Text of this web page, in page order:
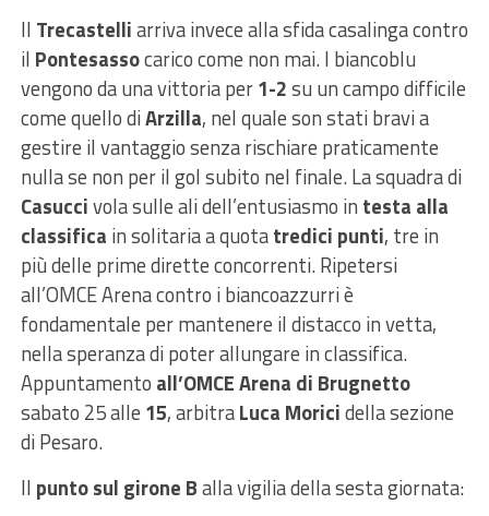
Il Trecastelliarriva invece alla sfida casalinga contro
il Pontesassocarico come non mai. I biancoblu
vengono da una vittoria per1-2su un campo difficile
come quello diArzilla, nel quale son stati bravi a
gestire il vantaggio senza rischiare praticamente
nulla se non per il gol subito nel finale. La squadra di
Casuccivola sulle ali dell’entusiasmo in testa alla
classifica in solitaria a quotatredici punti, tre in
più delle prime dirette concorrenti. Ripetersi
all’OMCE Arena contro i biancoazzurri è
fondamentale per mantenere il distacco in vetta,
nella speranza di poter allungare in classifica.
Appuntamento all’OMCE Arena di Brugnetto
sabato 25 alle 15, arbitraLuca Moricidella sezione
di Pesaro.
Il punto sul girone Balla vigilia della sesta giornata: